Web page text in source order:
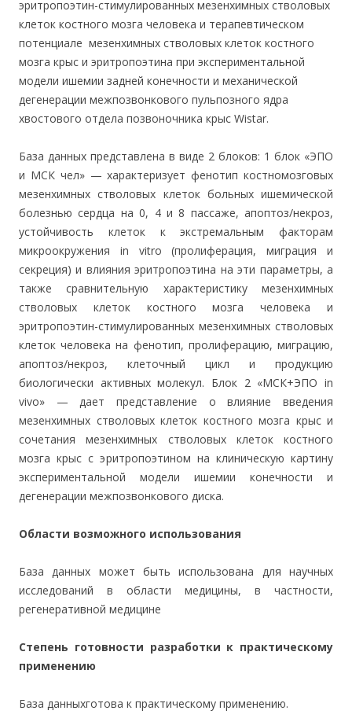
эритропоэтин-стимулированных мезенхимных стволовых
клеток костного мозга человека и терапевтическом
потенциале мезенхимных стволовых клеток костного
мозга крыс и эритропоэтина при экспериментальной
модели ишемии задней конечности и механической
дегенерации межпозвонкового пульпозного ядра
хвостового отдела позвоночника крыс Wistar.
База данных представлена в виде 2 блоков: 1 блок «ЭПО
и МСК чел» — характеризует фенотип костномозговых
мезенхимных стволовых клеток больных ишемической
болезнью сердца на 0, 4 и 8 пассаже, апоптоз/некроз,
устойчивость клеток к экстремальным факторам
микроокружения in vitro (пролиферация, миграция и
секреция) и влияния эритропоэтина на эти параметры, а
также сравнительную характеристику мезенхимных
стволовых клеток костного мозга человека и
эритропоэтин-стимулированных мезенхимных стволовых
клеток человека на фенотип, пролиферацию, миграцию,
апоптоз/некроз, клеточный цикл и продукцию
биологически активных молекул. Блок 2 «МСК+ЭПО in
vivo» — дает представление о влияние введения
мезенхимных стволовых клеток костного мозга крыс и
сочетания мезенхимных стволовых клеток костного
мозга крыс с эритропоэтином на клиническую картину
экспериментальной модели ишемии конечности и
дегенерации межпозвонкового диска.
Области возможного использования
База данных может быть использована для научных
исследований в области медицины, в частности,
регенеративной медицине
Степень готовности разработки к практическому
применению
База данныхготова к практическому применению.